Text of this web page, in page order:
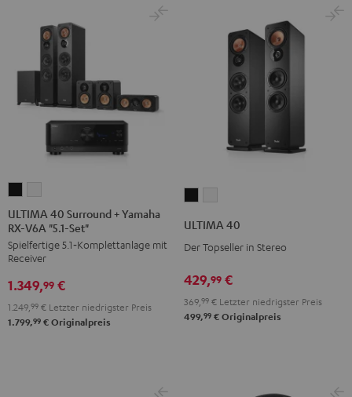
40
Surround
+
Yamaha
RX-
V6A
"5.1-
40
Surround
+
Yamaha
RX-
V6A
"5.1-
ULTIMA 40 Surround + Yamaha
RX-V6A "5.1-Set"
Spielfertige 5.1‑Komplettanlage mit
Receiver
1.349,99 €
1.249, 99 € Letzter niedrigster Preis
1.799,99 € Originalpreis
Schwarz
Weiß
ULTIMA 40
Der Topseller in Stereo
429,99 €
369, 99 € Letzter niedrigster Preis
499,99 € Originalpreis